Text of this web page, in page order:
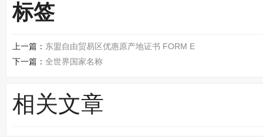
标签
上一篇： 东盟自由贸易区优惠原产地证书 FORM E
下一篇： 全世界国家名称
相关文章